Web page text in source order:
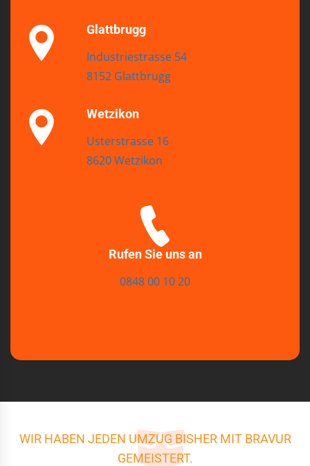
Glattbrugg
Industriestrasse 54
8152 Glattbrugg
Wetzikon
Usterstrasse 16
8620 Wetzikon
Rufen Sie uns an
0848 00 10 20
WIR HABEN JEDEN UMZUG BISHER MIT BRAVUR
GEMEISTERT.